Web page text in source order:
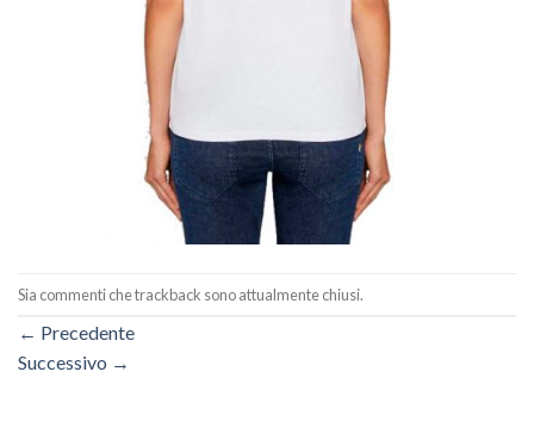
Sia commenti che trackback sono attualmente chiusi.
← Precedente
Successivo →